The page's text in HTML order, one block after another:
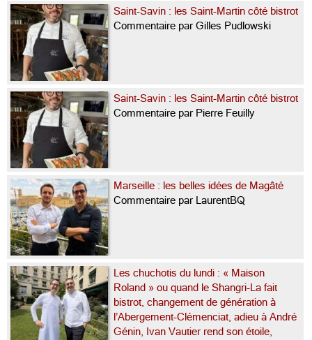
Saint-Savin : les Saint-Martin côté bistrot
Commentaire par Gilles Pudlowski
Saint-Savin : les Saint-Martin côté bistrot
Commentaire par Pierre Feuilly
Marseille : les belles idées de Magâté
Commentaire par LaurentBQ
Les chuchotis du lundi : « Maison
Roland » ou quand le Shangri-La fait
bistrot, changement de génération à
l’Abergement-Clémenciat, adieu à André
Génin, Ivan Vautier rend son étoile,